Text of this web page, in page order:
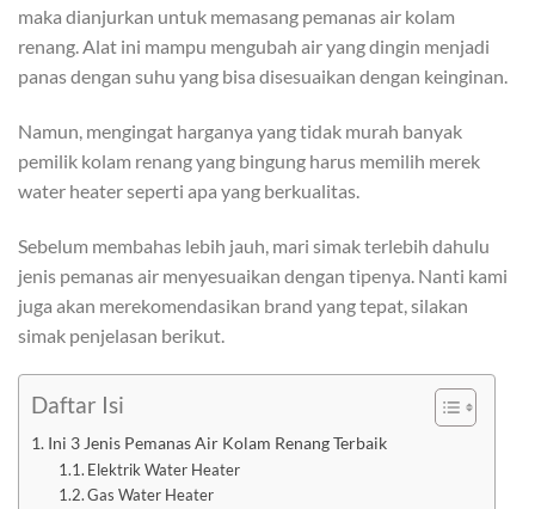
maka dianjurkan untuk memasang pemanas air kolam
renang. Alat ini mampu mengubah air yang dingin menjadi
panas dengan suhu yang bisa disesuaikan dengan keinginan.
Namun, mengingat harganya yang tidak murah banyak
pemilik kolam renang yang bingung harus memilih merek
water heater seperti apa yang berkualitas.
Sebelum membahas lebih jauh, mari simak terlebih dahulu
jenis pemanas air menyesuaikan dengan tipenya. Nanti kami
juga akan merekomendasikan brand yang tepat, silakan
simak penjelasan berikut.
Daftar Isi
Ini 3 Jenis Pemanas Air Kolam Renang Terbaik
Elektrik Water Heater
Gas Water Heater